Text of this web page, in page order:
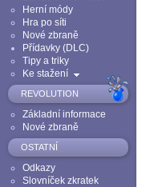
Herní módy
Hra po síti
Nové zbraně
Přídavky (DLC)
Tipy a triky
Ke stažení
REVOLUTION
Základní informace
Nové zbraně
OSTATNÍ
Odkazy
Slovníček zkratek